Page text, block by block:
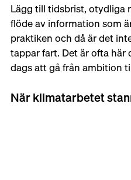
Lägg till tidsbrist, otydliga
flöde av information som
praktiken och då är det
tappar fart. Det är ofta
dags att gå från ambition
När klimatarbetet